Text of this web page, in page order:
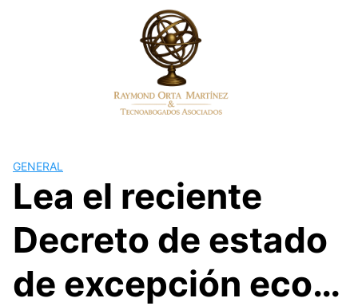
GENERAL
Lea el reciente
Decreto de estado
de excepción eco…